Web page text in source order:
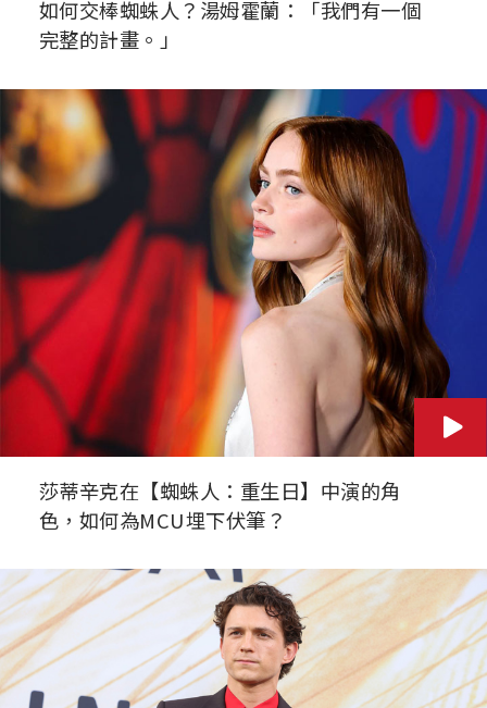
如何交棒蜘蛛人？湯姆霍蘭：「我們有一個
完整的計畫。」
莎蒂辛克在【蜘蛛人：重生日】中演的角
色，如何為MCU埋下伏筆？